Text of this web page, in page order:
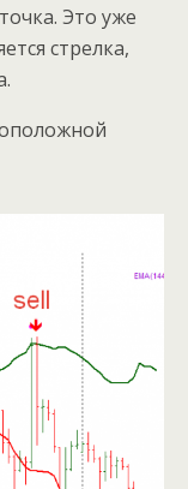
Это уже
стрелка,